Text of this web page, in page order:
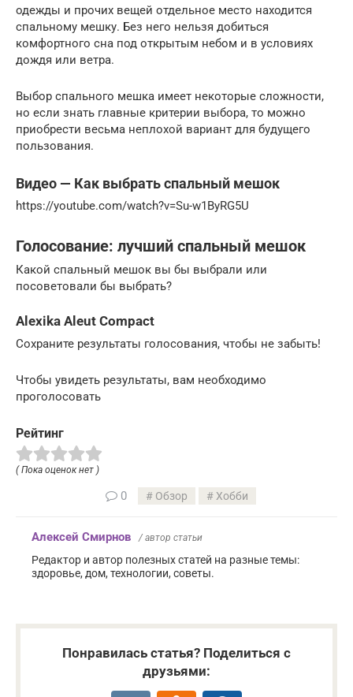
одежды и прочих вещей отдельное место находится
спальному мешку. Без него нельзя добиться
комфортного сна под открытым небом и в условиях
дождя или ветра.
Выбор спального мешка имеет некоторые сложности,
но если знать главные критерии выбора, то можно
приобрести весьма неплохой вариант для будущего
пользования.
Видео — Как выбрать спальный мешок
https://youtube.com/watch?v=Su-w1ByRG5U
Голосование: лучший спальный мешок
Какой спальный мешок вы бы выбрали или
посоветовали бы выбрать?
Alexika Aleut Compact
Сохраните результаты голосования, чтобы не забыть!
Чтобы увидеть результаты, вам необходимо
проголосовать
Рейтинг
( Пока оценок нет )
0 Обзор Хобби
Алексей Смирнов / автор статьи
Редактор и автор полезных статей на разные темы:
здоровье, дом, технологии, советы.
Понравилась статья? Поделиться с
друзьями: